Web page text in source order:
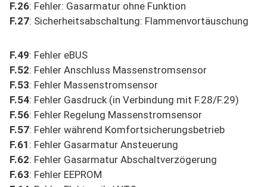
F.26: Fehler: Gasarmatur ohne Funktion
F.27: Sicherheitsabschaltung: Flammenvortäuschung
F.49: Fehler eBUS
F.52: Fehler Anschluss Massenstromsensor
F.53: Fehler Massenstromsensor
F.54: Fehler Gasdruck (in Verbindung mit F.28/F.29)
F.56: Fehler Regelung Massenstromsensor
F.57: Fehler während Komfortsicherungsbetrieb
F.61 : Fehler Gasarmatur Ansteuerung
F.62: Fehler Gasarmatur Abschaltverzögerung
F.63: Fehler EEPROM